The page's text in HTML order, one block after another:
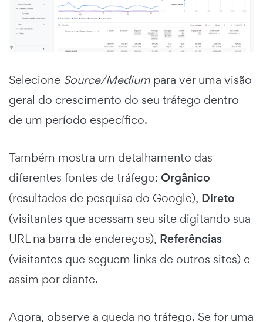
Selecione Source/Medium para ver uma visão
geral do crescimento do seu tráfego dentro
de um período específico.
Também mostra um detalhamento das
diferentes fontes de tráfego: Orgânico
(resultados de pesquisa do Google), Direto
(visitantes que acessam seu site digitando sua
URL na barra de endereços), Referências
(visitantes que seguem links de outros sites) e
assim por diante.
Agora, observe a queda no tráfego. Se for uma